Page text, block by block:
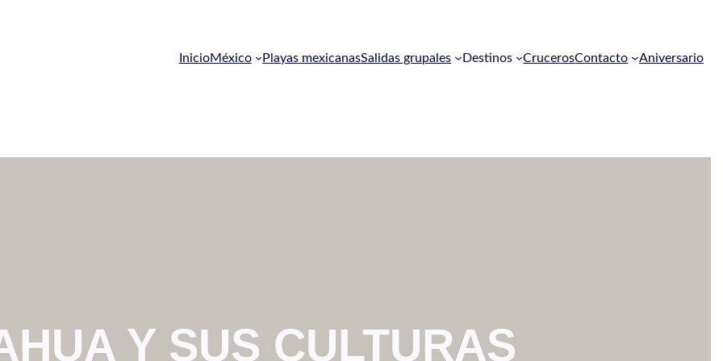
InicioMéxico Playas mexicanasSalidas grupales Destinos CrucerosContacto Aniversario
Y SUS CULTURAS